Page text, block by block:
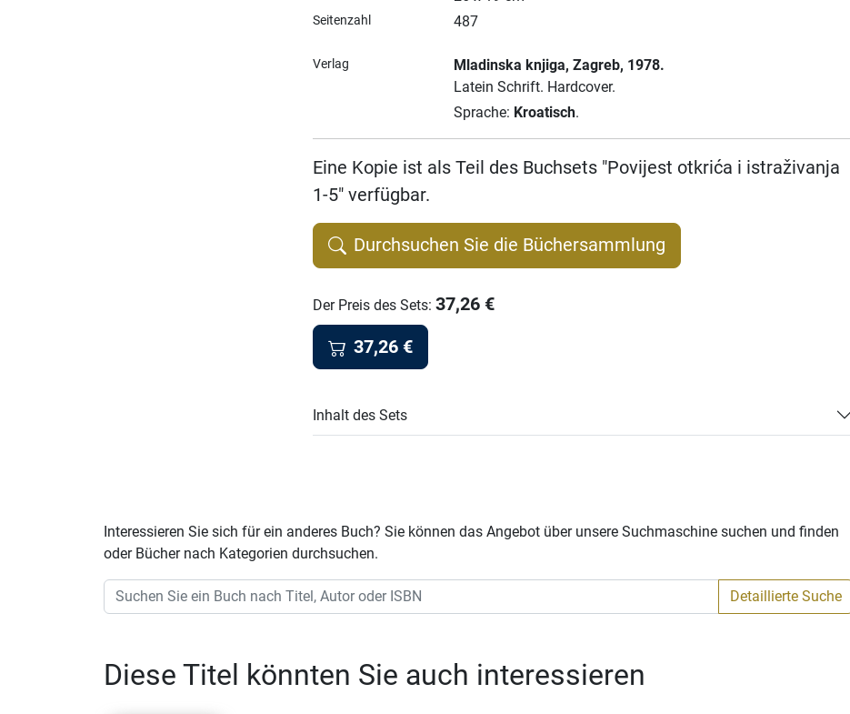
Seitenzahl 487
Verlag Mladinska knjiga, Zagreb, 1978.
Latein Schrift. Hardcover.
Sprache: Kroatisch.
Eine Kopie ist als Teil des Buchsets "Povijest otkrića i istraživanja
1-5" verfügbar.
Durchsuchen Sie die Büchersammlung
Der Preis des Sets:37,26 €
37,26 €
Inhalt des Sets
Interessieren Sie sich für ein anderes Buch? Sie können das Angebot über unsere Suchmaschine suchen und finden
oder Bücher nach Kategorien durchsuchen.
Detaillierte Suche
Diese Titel könnten Sie auch interessieren